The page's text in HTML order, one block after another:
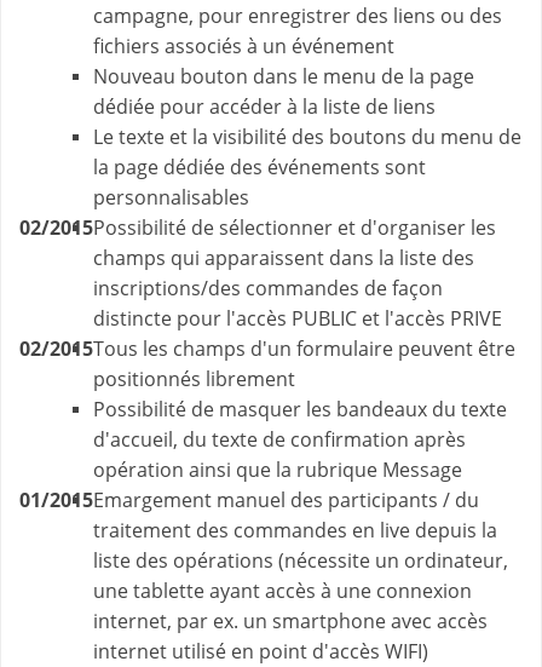
campagne, pour enregistrer des liens ou des
fichiers associés à un événement
Nouveau bouton dans le menu de la page
dédiée pour accéder à la liste de liens
Le texte et la visibilité des boutons du menu de
la page dédiée des événements sont
personnalisables
02/2015Possibilité de sélectionner et d'organiser les
champs qui apparaissent dans la liste des
inscriptions/des commandes de façon
distincte pour l'accès PUBLIC et l'accès PRIVE
02/2015Tous les champs d'un formulaire peuvent être
positionnés librement
Possibilité de masquer les bandeaux du texte
d'accueil, du texte de confirmation après
opération ainsi que la rubrique Message
01/2015Emargement manuel des participants / du
traitement des commandes en live depuis la
liste des opérations (nécessite un ordinateur,
une tablette ayant accès à une connexion
internet, par ex. un smartphone avec accès
internet utilisé en point d'accès WIFI)